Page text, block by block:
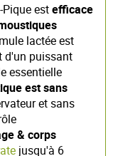
estefficace
lactée est
d'un puissant
essentielle
est sans
et sans
& corps
jusqu'à 6